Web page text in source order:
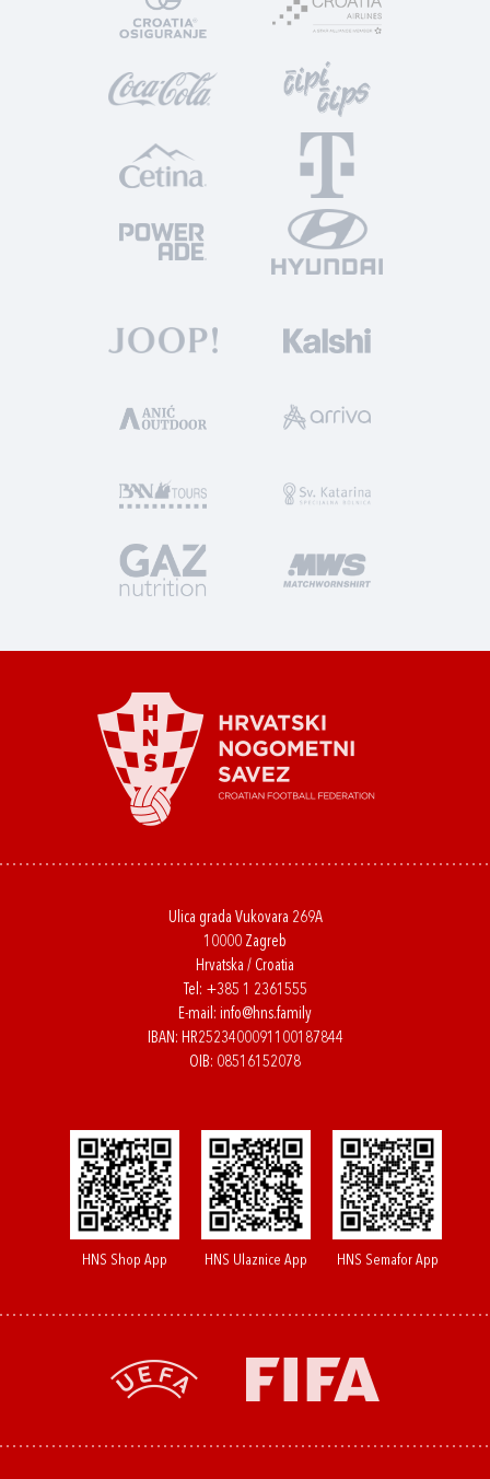
Ulica grada Vukovara 269A
10000 Zagreb
Hrvatska / Croatia
Tel: +385 1 2361555
E-mail: info@hns.family
IBAN: HR2523400091100187844
OIB: 08516152078
HNS Shop App HNS Ulaznice App HNS Semafor App